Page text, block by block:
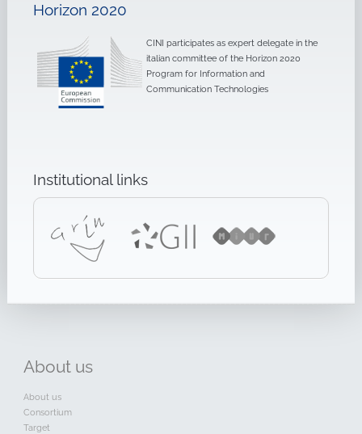
Horizon 2020
CINI participates as expert delegate in the
italian committee of the Horizon 2020
Program for Information and
Communication Technologies
Institutional links
About us
About us
Consortium
Target